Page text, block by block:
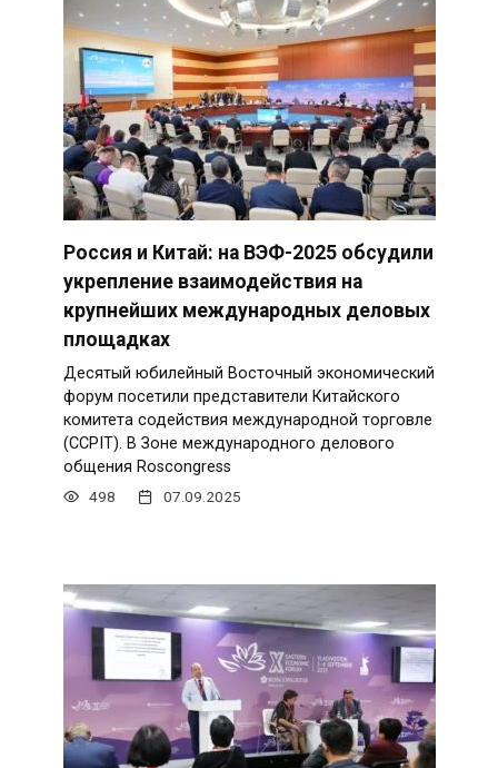
Россия и Китай: на ВЭФ-2025 обсудили
укрепление взаимодействия на
крупнейших международных деловых
площадках
Десятый юбилейный Восточный экономический
форум посетили представители Китайского
комитета содействия международной торговле
(CCPIT). В Зоне международного делового
общения Roscongress
498 07.09.2025